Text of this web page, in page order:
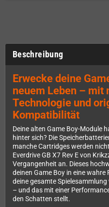
Beschreibung
Erwecke deine
neuem Leben – mit
Technologie und
Kompatibilität
Deine alten Game Boy-Module
hinter sich? Die
manche Cartridges werden
Everdrive GB X7 Rev E von
Vergangenheit an. Dieses
deinen Game Boy in eine
deine gesamte
– und das mit einer
den Schatten stellt.